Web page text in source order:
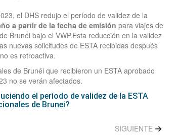
el DHS redujo el período de validez de la
a partir de la fecha de emisión para viajes de
Brunéi bajo el VWP.Esta reducción en la validez
nuevas solicitudes de ESTA recibidas después
es retroactiva.
de Brunéi que recibieron un ESTA aprobado
no se verán afectados.
el período de validez de la ESTA
de Brunei?
SIGUIENTE